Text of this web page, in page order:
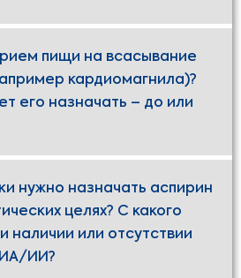
пищи на всасывание
кардиомагнила)?
его назначать – до или
нужно назначать аспирин
целях? С какого
наличии или отсутствии
ИИ?